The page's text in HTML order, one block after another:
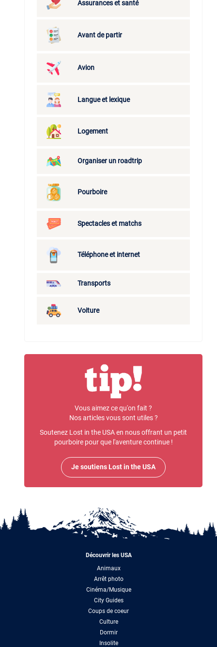
Assurances et santé
Avant de partir
Avion
Langue et lexique
Logement
Organiser un roadtrip
Pourboire
Spectacles et matchs
Téléphone et internet
Transports
Voiture
Vous aimez ce qu'on fait ?
Nos articles vous sont utiles ?
Soutenez Lost in the USA en nous offrant un petit
pourboire pour que l'aventure continue !
Je soutiens Lost in the USA
Découvrir les USA
Animaux
Arrêt photo
Cinéma/Musique
City Guides
Coups de coeur
Culture
Dormir
Insolite